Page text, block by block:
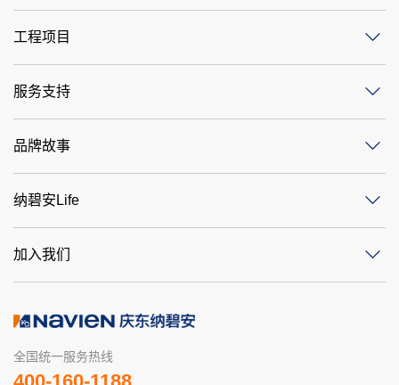
工程项目
服务支持
品牌故事
纳碧安Life
加入我们
全国统一服务热线